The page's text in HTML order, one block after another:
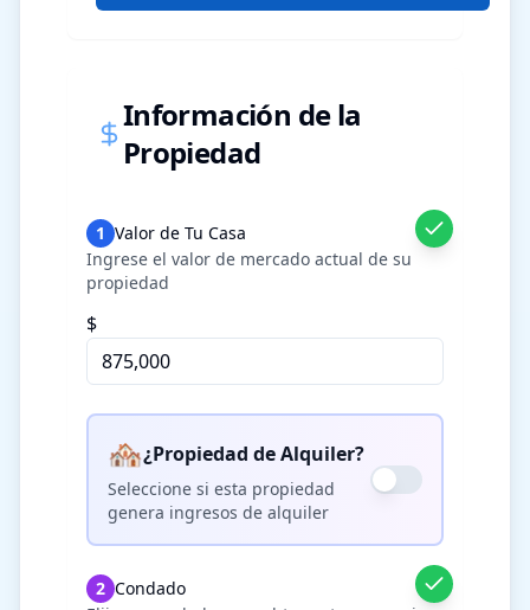
Información de la
Propiedad
1 Valor de Tu Casa
Ingrese el valor de mercado actual de su
propiedad
$
🏘️¿Propiedad de Alquiler?
Seleccione si esta propiedad
genera ingresos de alquiler
2 Condado